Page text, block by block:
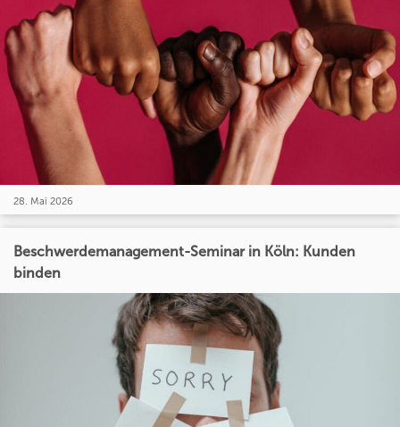
28. Mai 2026
Beschwerdemanagement-Seminar in Köln: Kunden
binden